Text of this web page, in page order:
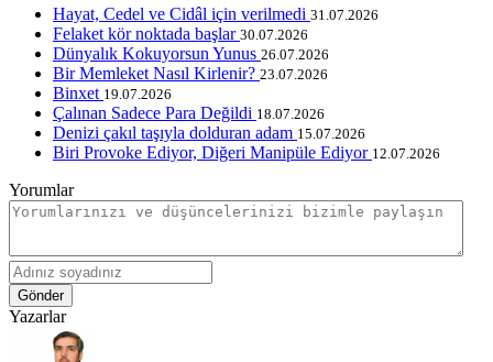
Hayat, Cedel ve Cidâl için verilmedi 31.07.2026
Felaket kör noktada başlar 30.07.2026
Dünyalık Kokuyorsun Yunus 26.07.2026
Bir Memleket Nasıl Kirlenir? 23.07.2026
Binxet 19.07.2026
Çalınan Sadece Para Değildi 18.07.2026
Denizi çakıl taşıyla dolduran adam 15.07.2026
Biri Provoke Ediyor, Diğeri Manipüle Ediyor 12.07.2026
Yorumlar
Gönder
Yazarlar